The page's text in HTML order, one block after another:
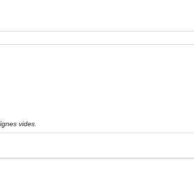
vides.